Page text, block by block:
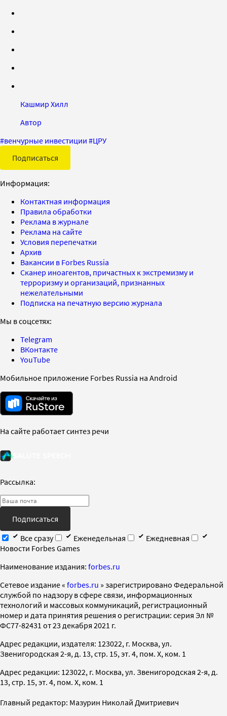
Кашмир Хилл
Автор
#венчурные инвестиции #ЦРУ
Подписаться
Информация:
Контактная информация
Правила обработки
Реклама в журнале
Реклама на сайте
Условия перепечатки
Архив
Вакансии в Forbes Russia
Сканер иноагентов, причастных к экстремизму и
терроризму и организаций, признанных
нежелательными
Подписка на печатную версию журнала
Мы в соцсетях:
Telegram
ВКонтакте
YouTube
Мобильное приложение Forbes Russia на Android
На сайте работает синтез речи
Рассылка:
Подписаться
Все сразу
Еженедельная
Ежедневная
Новости Forbes Games
Наименование издания: forbes.ru
Cетевое издание « forbes.ru » зарегистрировано Федеральной
службой по надзору в сфере связи, информационных
технологий и массовых коммуникаций, регистрационный
номер и дата принятия решения о регистрации: серия Эл №
ФС77-82431 от 23 декабря 2021 г.
Адрес редакции, издателя: 123022, г. Москва, ул.
Звенигородская 2-я, д. 13, стр. 15, эт. 4, пом. X, ком. 1
Адрес редакции: 123022, г. Москва, ул. Звенигородская 2-я, д.
13, стр. 15, эт. 4, пом. X, ком. 1
Главный редактор: Мазурин Николай Дмитриевич